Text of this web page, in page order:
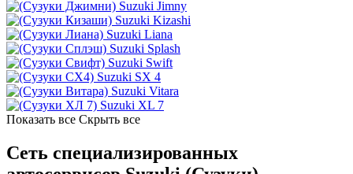
Suzuki Jimny
Suzuki Kizashi
Suzuki Liana
Suzuki Splash
Suzuki Swift
Suzuki SX 4
Suzuki Vitara
Suzuki XL 7
Показать все Скрыть все
Сеть специализированных